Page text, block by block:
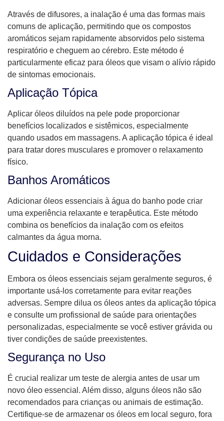
Através de difusores, a inalação é uma das formas mais
comuns de aplicação, permitindo que os compostos
aromáticos sejam rapidamente absorvidos pelo sistema
respiratório e cheguem ao cérebro. Este método é
particularmente eficaz para óleos que visam o alívio rápido
de sintomas emocionais.
Aplicação Tópica
Aplicar óleos diluídos na pele pode proporcionar
benefícios localizados e sistêmicos, especialmente
quando usados em massagens. A aplicação tópica é ideal
para tratar dores musculares e promover o relaxamento
físico.
Banhos Aromáticos
Adicionar óleos essenciais à água do banho pode criar
uma experiência relaxante e terapêutica. Este método
combina os benefícios da inalação com os efeitos
calmantes da água morna.
Cuidados e Considerações
Embora os óleos essenciais sejam geralmente seguros, é
importante usá-los corretamente para evitar reações
adversas. Sempre dilua os óleos antes da aplicação tópica
e consulte um profissional de saúde para orientações
personalizadas, especialmente se você estiver grávida ou
tiver condições de saúde preexistentes.
Segurança no Uso
É crucial realizar um teste de alergia antes de usar um
novo óleo essencial. Além disso, alguns óleos não são
recomendados para crianças ou animais de estimação.
Certifique-se de armazenar os óleos em local seguro, fora